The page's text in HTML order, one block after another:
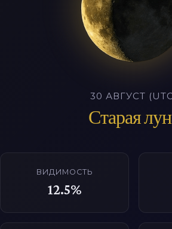
30 АВГУСТ
Старая
ВИДИМОСТЬ
12.5%